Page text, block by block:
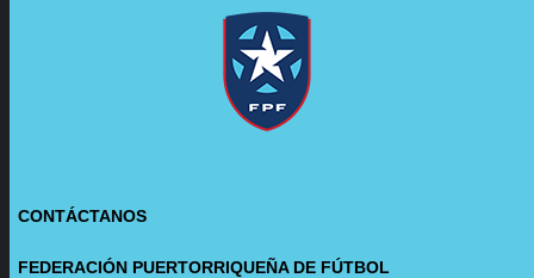
CONTÁCTANOS
FEDERACIÓN PUERTORRIQUEÑA DE FÚTBOL